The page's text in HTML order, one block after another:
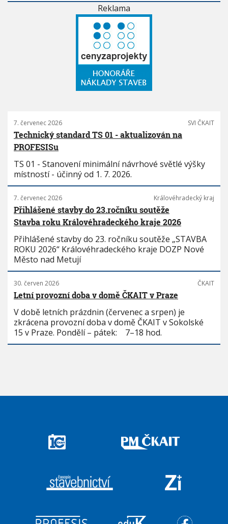
Reklama
7. červenec 2026 SVI ČKAIT
Technický standard TS 01 - aktualizován na
PROFESISu
TS 01 - Stanovení minimální návrhové světlé výšky
místností - účinný od 1. 7. 2026.
7. červenec 2026 Královéhradecký kraj
Přihlášené stavby do 23.ročníku soutěže
Stavba roku Královéhradeckého kraje 2026
Přihlášené stavby do 23. ročníku soutěže „STAVBA
ROKU 2026“ Královéhradeckého kraje DOZP Nové
Město nad Metují
30. červen 2026 ČKAIT
Letní provozní doba v domě ČKAIT v Praze
V době letních prázdnin (červenec a srpen) je
zkrácena provozní doba v domě ČKAIT v Sokolské
15 v Praze. Pondělí – pátek: 7–18 hod.